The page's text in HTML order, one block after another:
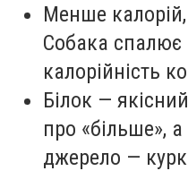
Менше
Собака спалює
калорійність
Білок —
про «більше»,
джерело —